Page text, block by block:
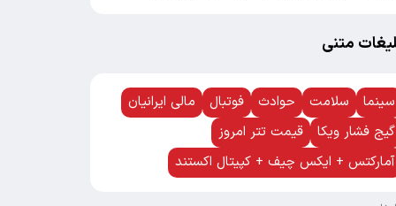
متنی
سینما سلامت حوادث فوتبال
مالی ایرانیان
گیج فشار ویکا
قیمت تتر امروز
آمارکتس + ایکس چیف + کپیتال اکستند